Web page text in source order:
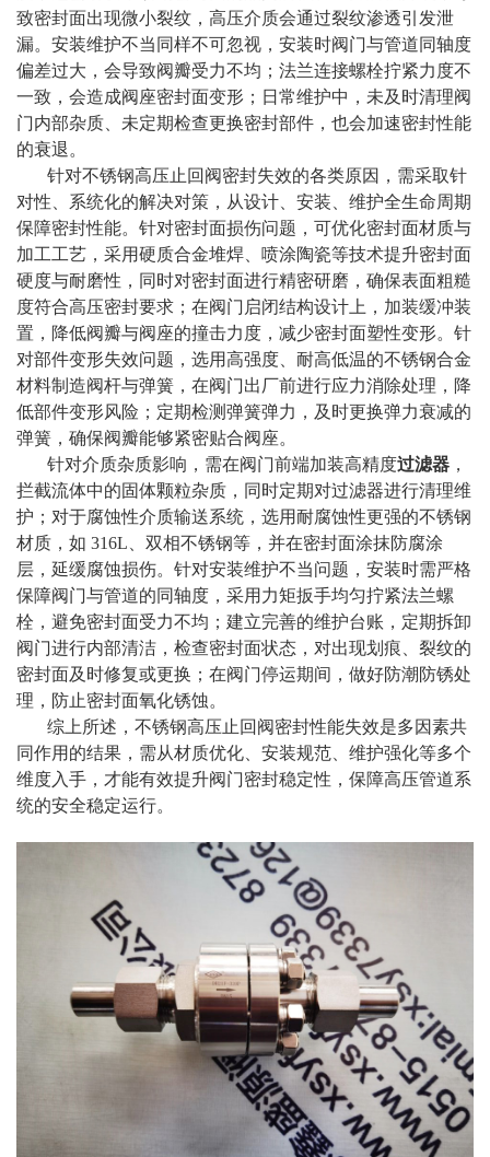
致密封面出现微小裂纹，高压介质会通过裂纹渗透引发泄
漏。安装维护不当同样不可忽视，安装时阀门与管道同轴度
偏差过大，会导致阀瓣受力不均；法兰连接螺栓拧紧力度不
一致，会造成阀座密封面变形；日常维护中，未及时清理阀
门内部杂质、未定期检查更换密封部件，也会加速密封性能
的衰退。
针对不锈钢高压止回阀密封失效的各类原因，需采取针
对性、系统化的解决对策，从设计、安装、维护全生命周期
保障密封性能。针对密封面损伤问题，可优化密封面材质与
加工工艺，采用硬质合金堆焊、喷涂陶瓷等技术提升密封面
硬度与耐磨性，同时对密封面进行精密研磨，确保表面粗糙
度符合高压密封要求；在阀门启闭结构设计上，加装缓冲装
置，降低阀瓣与阀座的撞击力度，减少密封面塑性变形。针
对部件变形失效问题，选用高强度、耐高低温的不锈钢合金
材料制造阀杆与弹簧，在阀门出厂前进行应力消除处理，降
低部件变形风险；定期检测弹簧弹力，及时更换弹力衰减的
弹簧，确保阀瓣能够紧密贴合阀座。
针对介质杂质影响，需在阀门前端加装高精度过滤器 ，
拦截流体中的固体颗粒杂质，同时定期对过滤器进行清理维
护；对于腐蚀性介质输送系统，选用耐腐蚀性更强的不锈钢
材质，如 316L、双相不锈钢等，并在密封面涂抹防腐涂
层，延缓腐蚀损伤。针对安装维护不当问题，安装时需严格
保障阀门与管道的同轴度，采用力矩扳手均匀拧紧法兰螺
栓，避免密封面受力不均；建立完善的维护台账，定期拆卸
阀门进行内部清洁，检查密封面状态，对出现划痕、裂纹的
密封面及时修复或更换；在阀门停运期间，做好防潮防锈处
理，防止密封面氧化锈蚀。
综上所述，不锈钢高压止回阀密封性能失效是多因素共
同作用的结果，需从材质优化、安装规范、维护强化等多个
维度入手，才能有效提升阀门密封稳定性，保障高压管道系
统的安全稳定运行。